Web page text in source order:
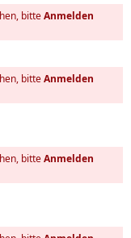
bitteAnmelden
bitteAnmelden
bitteAnmelden